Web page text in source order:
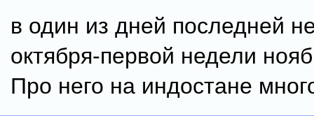
в один из дней последней
октября-первой недели
Про него на индостане